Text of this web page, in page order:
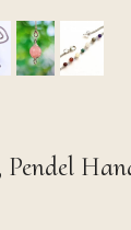
Pendel